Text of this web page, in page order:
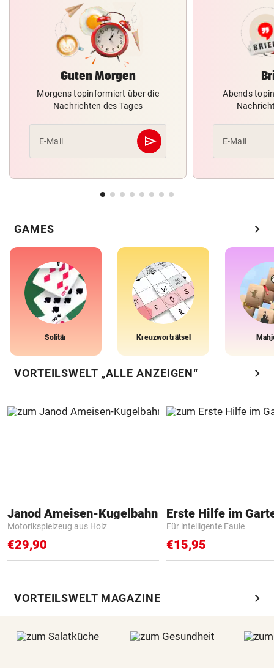
Guten Morgen
Morgens topinformiert über die
Nachrichten des Tages
E-Mail send
Abschicken
Abends
E-Mail
GAMES chevron_right
Solitär Kreuzworträtsel
VORTEILSWELT „ALLE ANZEIGEN“ chevron_right
Janod Ameisen-Kugelbahn
Motorikspielzeug aus Holz
€29,90
Erste Hilfe im
Für intelligente Faule
€15,95
VORTEILSWELT MAGAZINE chevron_right